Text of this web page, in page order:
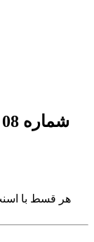
رژلب جامد گلدن رز مدل Satin شماره 08
هر قسط با